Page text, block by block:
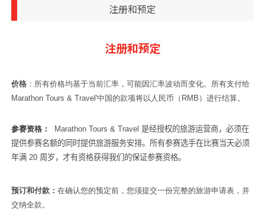
注册和预定
注册和预定
价格 ：所有价格均基于当前汇率，可能因汇率波动而变化。所有支付给
Marathon Tours & Travel'中国的款项将以人民币（ RMB ）进行结算。
参赛资格： Marathon Tours & Travel 是经授权的旅游运营商，必须在
提供参赛名额的 同时提供旅游服务安排。所有参赛选手在比赛当天必须
年满 20 周岁，才有资格获得我们的保证参赛资格。
预订和付款：在确认您的预定前，您须提交一份完整的旅游申请表，并
交纳全款 。